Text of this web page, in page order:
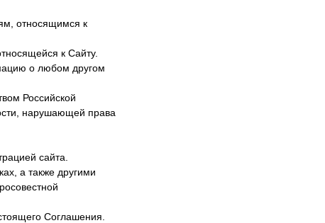
относящимся к
к Сайту.
о любом другом
Российской
нарушающей права
сайта.
а также другими
Соглашения.